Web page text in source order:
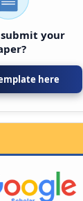
your
here